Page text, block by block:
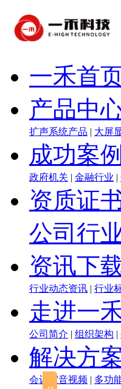
一禾首
产品中
扩声系统产品 | 大屏
成功案例
政府机关 | 金融行业 |
资质证
公司行
资讯下
行业动态资讯 | 行业
走进一
公司简介 | 组织架构 |
解决方
会议室音视频 | 多功